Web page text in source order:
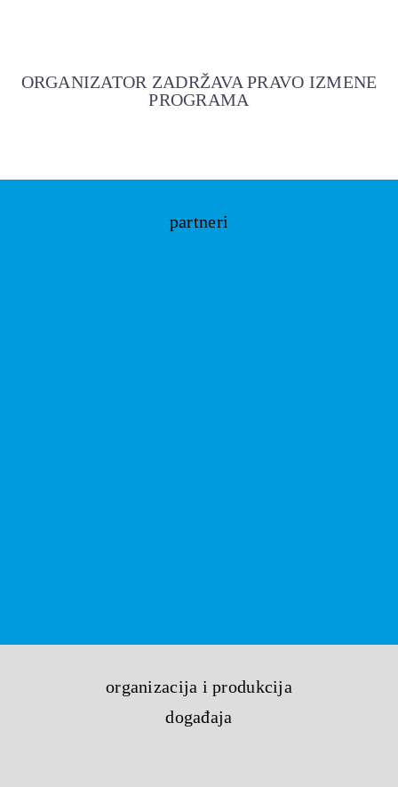
ORGANIZATOR ZADRŽAVA PRAVO IZMENE
PROGRAMA
partneri
organizacija i produkcija
događaja